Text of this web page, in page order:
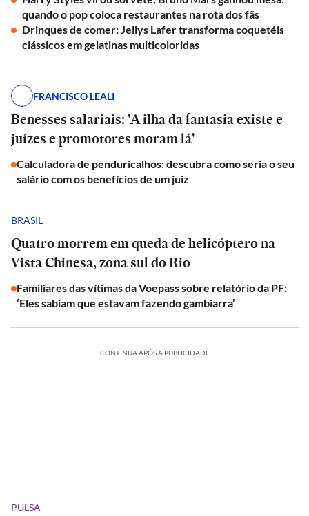
quando o pop coloca restaurantes na rota dos fãs
Drinques de comer: Jellys Lafer transforma coquetéis
clássicos em gelatinas multicoloridas
FRANCISCO LEALI
Benesses salariais: 'A ilha da fantasia existe e
juízes e promotores moram lá'
Calculadora de penduricalhos: descubra como seria o seu
salário com os benefícios de um juiz
BRASIL
Quatro morrem em queda de helicóptero na
Vista Chinesa, zona sul do Rio
Familiares das vítimas da Voepass sobre relatório da PF:
‘Eles sabiam que estavam fazendo gambiarra’
CONTINUA APÓS A PUBLICIDADE
PULSA